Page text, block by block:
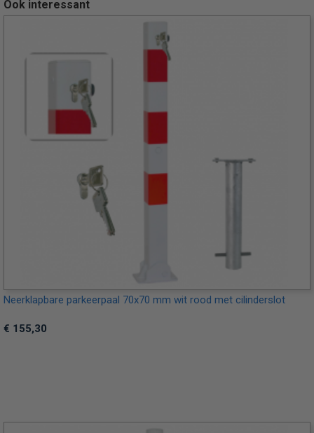
Ook interessant
Neerklapbare parkeerpaal 70x70 mm wit rood met cilinderslot
€ 155,30